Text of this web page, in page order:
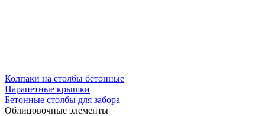
Колпаки на столбы бетонные
Парапетные крышки
Бетонные столбы для забора
Облицовочные элементы